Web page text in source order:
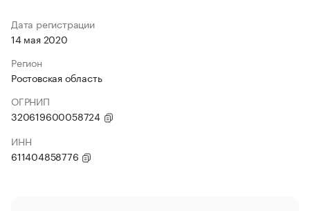
Дата регистрации
14 мая 2020
Регион
Ростовская область
ОГРНИП
320619600058724
ИНН
611404858776